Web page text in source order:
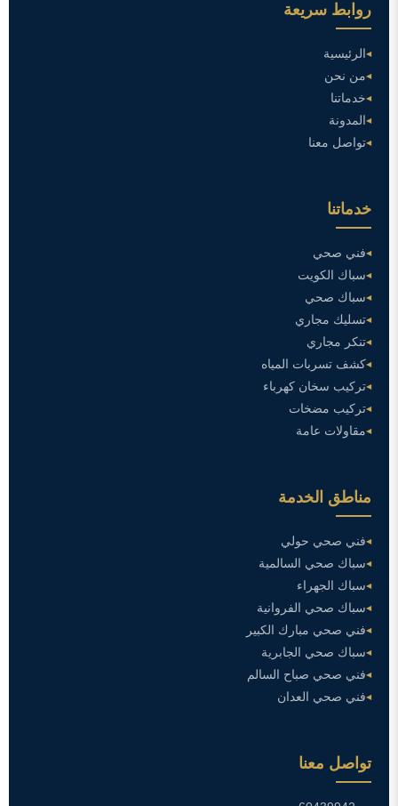
روابط سريعة
الرئيسية
من نحن
خدماتنا
المدونة
تواصل معنا
خدماتنا
فني صحي
سباك الكويت
سباك صحي
تسليك مجاري
تنكر مجاري
كشف تسربات المياه
تركيب سخان كهرباء
تركيب مضخات
مقاولات عامة
مناطق الخدمة
فني صحي حولي
سباك صحي السالمية
سباك الجهراء
سباك صحي الفروانية
فني صحي مبارك الكبير
سباك صحي الجابرية
فني صحي صباح السالم
فني صحي العدان
تواصل معنا